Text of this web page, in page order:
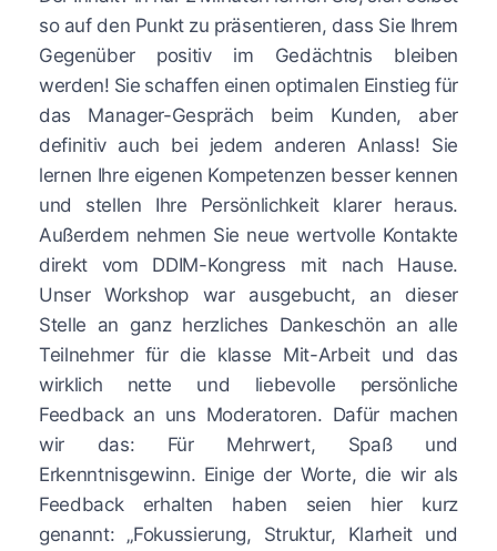
so auf den Punkt zu präsentieren, dass Sie Ihrem
Gegenüber positiv im Gedächtnis bleiben
werden! Sie schaffen einen optimalen Einstieg für
das Manager-Gespräch beim Kunden, aber
definitiv auch bei jedem anderen Anlass! Sie
lernen Ihre eigenen Kompetenzen besser kennen
und stellen Ihre Persönlichkeit klarer heraus.
Außerdem nehmen Sie neue wertvolle Kontakte
direkt vom DDIM-Kongress mit nach Hause.
Unser Workshop war ausgebucht, an dieser
Stelle an ganz herzliches Dankeschön an alle
Teilnehmer für die klasse Mit-Arbeit und das
wirklich nette und liebevolle persönliche
Feedback an uns Moderatoren. Dafür machen
wir das: Für Mehrwert, Spaß und
Erkenntnisgewinn. Einige der Worte, die wir als
Feedback erhalten haben seien hier kurz
genannt: „Fokussierung, Struktur, Klarheit und